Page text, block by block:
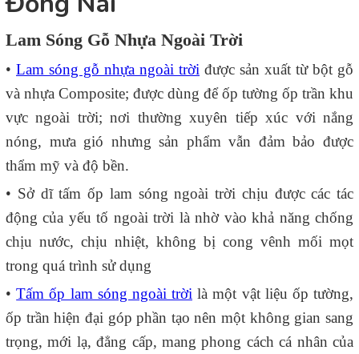
Lam Sóng Gỗ Nhựa Ngoài Trời
• Lam sóng gỗ nhựa ngoài trời được sản xuất từ bột gỗ
và nhựa Composite; được dùng để ốp tường ốp trần khu
vực ngoài trời; nơi thường xuyên tiếp xúc với nắng
nóng, mưa gió nhưng sản phẩm vẫn đảm bảo được
thẩm mỹ và độ bền.
• Sở dĩ tấm ốp lam sóng ngoài trời chịu được các tác
động của yếu tố ngoài trời là nhờ vào khả năng chống
chịu nước, chịu nhiệt, không bị cong vênh mối mọt
trong quá trình sử dụng
•Tấm ốp lam sóng ngoài trời là một vật liệu ốp tường,
ốp trần hiện đại góp phần tạo nên một không gian sang
trọng, mới lạ, đẳng cấp, mang phong cách cá nhân của